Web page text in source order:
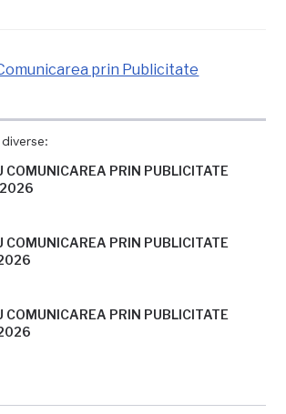
COMUNICAREA PRIN PUBLICITATE
COMUNICAREA PRIN PUBLICITATE
COMUNICAREA PRIN PUBLICITATE
prin Publicitate